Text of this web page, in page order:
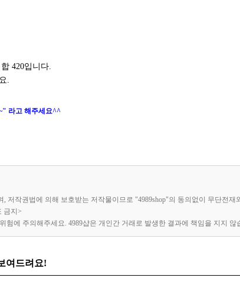
420입니다.
.
라고 해주세요^^
저작권법에 의해 보호받는 저작물이므로 "4989shop"의 동의없이 무단전재
금지>
에 주의해주세요. 4989샵은 개인간 거래로 발생한 결과에 책임을 지지 않
여드려요!